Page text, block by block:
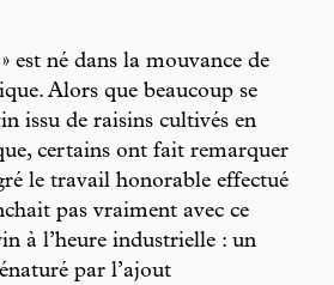
est né dans la mouvance de
Alors que beaucoup se
issu de raisins cultivés en
certains ont fait remarquer
le travail honorable effectué
pas vraiment avec ce
à l’heure industrielle : un
par l’ajout